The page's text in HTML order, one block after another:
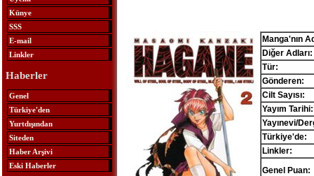
Künye
SSS
E-mail
Linkler
Haberler
Genel
Türkiye'den
Yurtdışından
Siteden
Haber Arşivi
Eski Haberler
Manga'nın
Diğer Adları:
Tür:
Gönderen:
Cilt Sayısı:
Yayım Tarihi:
Yayınevi/
Türkiye'de:
Linkler:
Genel Puan: